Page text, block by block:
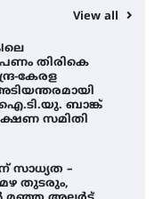
View all
ബാങ്ക്
സമിതി
സാധ്യത –
തുടരും,
മഞ്ഞ അലർട്ട്
– തൃശൂർ
ശനിയാഴ്ച